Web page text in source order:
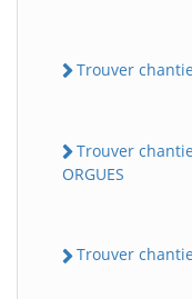
Trouver
Trouver
ORGUES
Trouver